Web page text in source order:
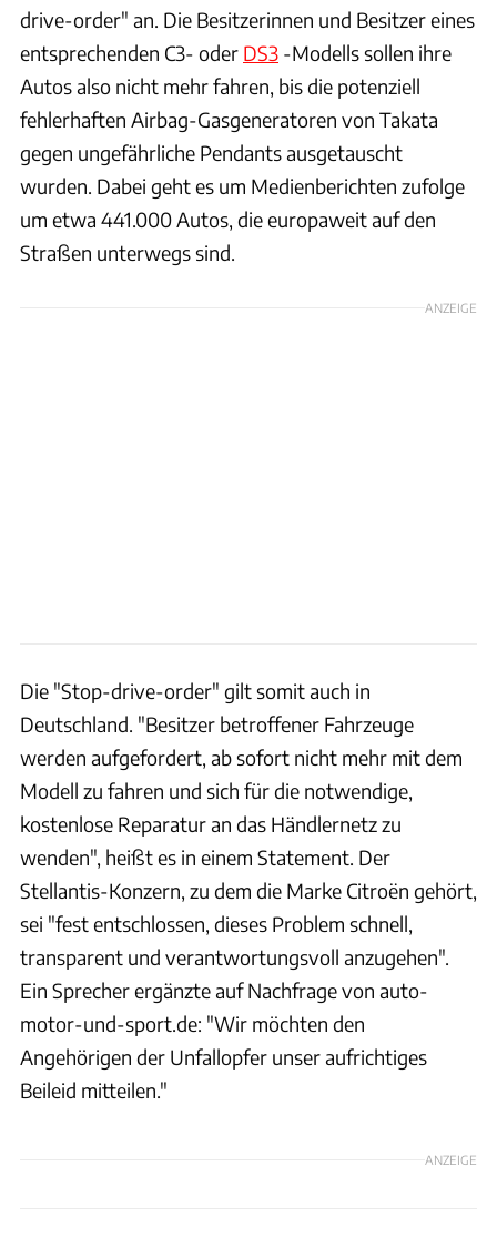
drive-order" an. Die Besitzerinnen und Besitzer eines
entsprechenden C3- oder DS3 -Modells sollen ihre
Autos also nicht mehr fahren, bis die potenziell
fehlerhaften Airbag-Gasgeneratoren von Takata
gegen ungefährliche Pendants ausgetauscht
wurden. Dabei geht es um Medienberichten zufolge
um etwa 441.000 Autos, die europaweit auf den
Straßen unterwegs sind.
ANZEIGE
Die "Stop-drive-order" gilt somit auch in
Deutschland. "Besitzer betroffener Fahrzeuge
werden aufgefordert, ab sofort nicht mehr mit dem
Modell zu fahren und sich für die notwendige,
kostenlose Reparatur an das Händlernetz zu
wenden", heißt es in einem Statement. Der
Stellantis-Konzern, zu dem die Marke Citroën gehört,
sei "fest entschlossen, dieses Problem schnell,
transparent und verantwortungsvoll anzugehen".
Ein Sprecher ergänzte auf Nachfrage von auto-
motor-und-sport.de: "Wir möchten den
Angehörigen der Unfallopfer unser aufrichtiges
Beileid mitteilen."
ANZEIGE